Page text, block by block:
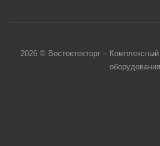
2026 © Востоктехторг –
оборудования